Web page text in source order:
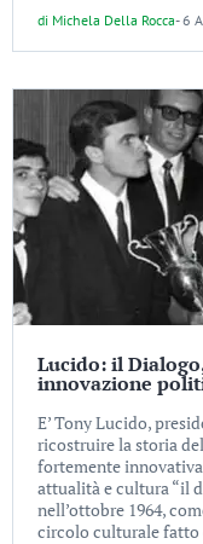
di Michela Della Rocca-6
Lucido: il
innovazione
E’ Tony Lucido,
ricostruire la storia
fortemente
attualità e cultura “il
nell’ottobre 1964,
circolo culturale